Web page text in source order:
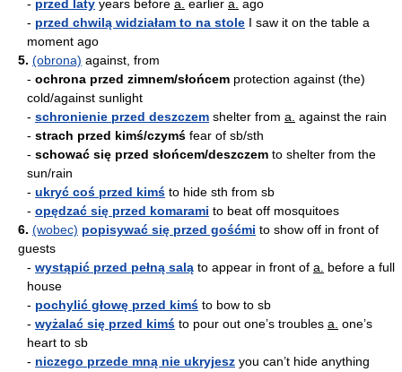
- przed laty years before a. earlier a. ago
- przed chwilą widziałam to na stole I saw it on the table a
moment ago
5. (obrona) against, from
- ochrona przed zimnem/słońcem protection against (the)
cold/against sunlight
- schronienie przed deszczem shelter from a. against the rain
- strach przed kimś/czymś fear of sb/sth
- schować się przed słońcem/deszczem to shelter from the
sun/rain
- ukryć coś przed kimś to hide sth from sb
- opędzać się przed komarami to beat off mosquitoes
6. (wobec) popisywać się przed gośćmi to show off in front of
guests
- wystąpić przed pełną salą to appear in front of a.
before a full
house
- pochylić głowę przed kimś to bow to sb
- wyżalać się przed kimś to pour out one’s troubles a. one’s
heart to sb
- niczego przede mną nie ukryjesz you can’t hide anything